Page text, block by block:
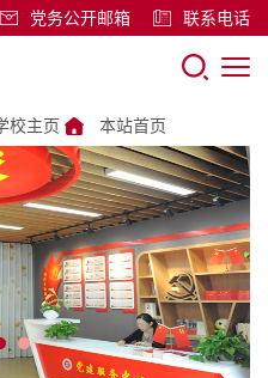
党务公开邮箱 联系电话
校主页 本站首页